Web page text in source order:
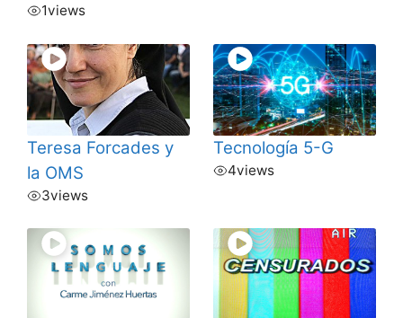
1views
Teresa Forcades y
la OMS
3views
Tecnología 5-G
4views